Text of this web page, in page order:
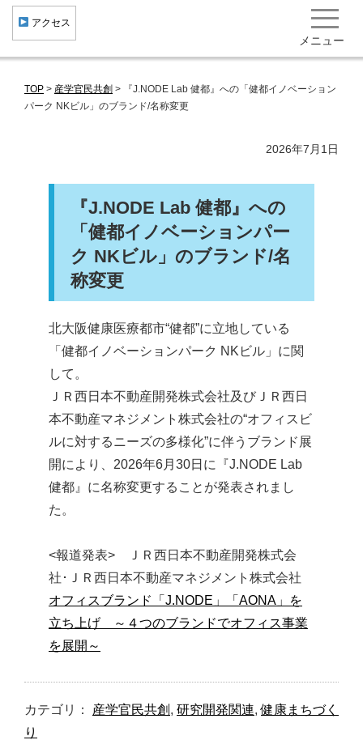
︎ アクセス
メニュー
健康・医療クラスター形成
北大阪健康医療都市"健都"とは
トピックス
イベント･ニュース
お問い合わせ
HOME
サイトマップ
English
TOP > 産学官民共創 >
『J.NODE Lab 健都』への「健都イノベーション
パーク NKビル」のブランド/名称変更
2026年7月1日
『J.NODE Lab 健都』への
「健都イノベーションパー
ク NKビル」のブランド/名
称変更
北大阪健康医療都市“健都”に立地している
「健都イノベーションパーク NKビル」に関
して。
ＪＲ西日本不動産開発株式会社及びＪＲ西日
本不動産マネジメント株式会社の“オフィスビ
ルに対するニーズの多様化”に伴うブランド展
開により、2026年6月30日に『J.NODE Lab
健都』に名称変更することが発表されまし
た。
<報道発表> ＪＲ西日本不動産開発株式会
社･ＪＲ西日本不動産マネジメント株式会社
オフィスブランド「J.NODE」「AONA」を
立ち上げ ～４つのブランドでオフィス事業
を展開～
カテゴリ： 産学官民共創 , 研究開発関連,健康まちづく
り